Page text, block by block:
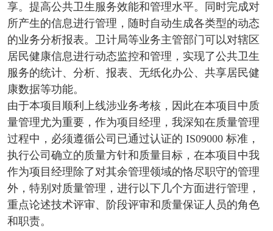
享。提高公共卫生服务效能和管理水平。同时完成对
所产生的信息进行管理，随时自动生成各类型的动态
的业务分析报表。卫计局等业务主管部门可以对辖区
居民健康信息进行动态监控和管理，实现了公共卫生
服务的统计、分析、报表、无纸化办公、共享居民健
康数据等功能。
由于本项目顺利上线涉业务考核，因此在本项目中质
量管理尤为重要，作为项目经理，我深知在质量管理
过程中，必须遵循公司已通过认证的 IS09000 标准，
执行公司确立的质量方针和质量目标，在本项目中我
作为项目经理除了对其余管理领域的恪尽职守的管理
外，特别对质量管理，进行以下几个方面进行管理，
重点论述技术评审、阶段评审和质量保证人员的角色
和职责。